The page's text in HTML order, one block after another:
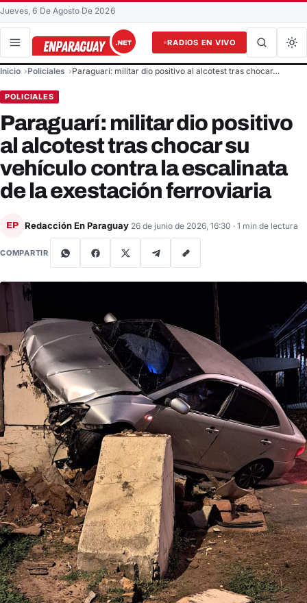
Jueves, 6 De Agosto De 2026
RADIOS EN VIVO
Buscar en el sitio
Inicio Policiales Paraguarí: militar dio positivo al alcotest tras chocar…
POLICIALES
Paraguarí: militar dio positivo
al alcotest tras chocar su
vehículo contra la escalinata
de la exestación ferroviaria
EP Redacción En Paraguay 26 de junio de 2026, 16:30 · 1 min de lectura
COMPARTIR